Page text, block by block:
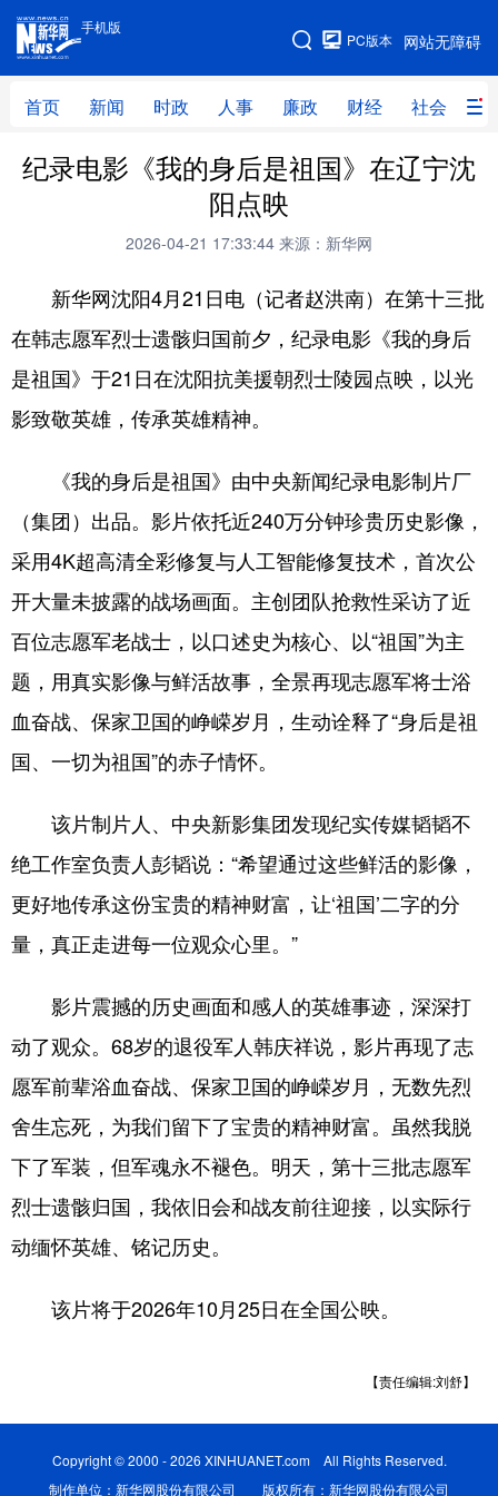
手机版
网站无障碍
PC版本
首页 新闻 时政 人事 廉政 财经 社会 科
手机版
网站地图
首页 新闻 时政 人事
体育 视频 直播 无人机
地方频道
辽宁 吉林 上海 江苏
浙江 安徽 福建 江西
广东 广西 海南 重庆
四川 贵州 云南 西藏
陕西 甘肃 青海 宁夏
新疆 内蒙古
多语种频道
English Español Français عربى
Русский язык
Deutsch Português
纪录电影《我的身后是祖国》在辽宁沈
阳点映
2026-04-21 17:33:44 来源：新华网
新华网沈阳4月21日电（记者赵洪南）在第十三批
在韩志愿军烈士遗骸归国前夕，纪录电影《我的身后
是祖国》于21日在沈阳抗美援朝烈士陵园点映，以光
影致敬英雄，传承英雄精神。
《我的身后是祖国》由中央新闻纪录电影制片厂
（集团）出品。影片依托近240万分钟珍贵历史影像，
采用4K超高清全彩修复与人工智能修复技术，首次公
开大量未披露的战场画面。主创团队抢救性采访了近
百位志愿军老战士，以口述史为核心、以“祖国”为主
题，用真实影像与鲜活故事，全景再现志愿军将士浴
血奋战、保家卫国的峥嵘岁月，生动诠释了“身后是祖
国、一切为祖国”的赤子情怀。
该片制片人、中央新影集团发现纪实传媒韬韬不
绝工作室负责人彭韬说：“希望通过这些鲜活的影像，
更好地传承这份宝贵的精神财富，让‘祖国’二字的分
量，真正走进每一位观众心里。”
影片震撼的历史画面和感人的英雄事迹，深深打
动了观众。68岁的退役军人韩庆祥说，影片再现了志
愿军前辈浴血奋战、保家卫国的峥嵘岁月，无数先烈
舍生忘死，为我们留下了宝贵的精神财富。虽然我脱
下了军装，但军魂永不褪色。明天，第十三批志愿军
烈士遗骸归国，我依旧会和战友前往迎接，以实际行
动缅怀英雄、铭记历史。
该片将于2026年10月25日在全国公映。
【责任编辑:刘舒】
Copyright © 2000 - 2026 XINHUANET.com All Rights Reserved.
制作单位：新华网股份有限公司 版权所有：新华网股份有限公司